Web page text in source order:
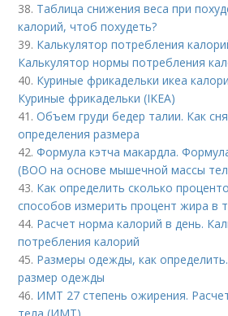
38. Таблица снижения веса при
калорий, чтоб похудеть?
39. Калькулятор потребления
Калькулятор нормы потребления
40. Куриные фрикадельки икеа
Куриные фрикадельки (IKEA)
41.Объем груди бедер талии. Как
определения размера
42.Формула кэтча макардла.
(ВОО на основе мышечной массы
43. Как определить сколько
способов измерить процент жира в
44. Расчет норма калорий в день.
потребления калорий
45. Размеры одежды, как
размер одежды
46. ИМТ 27 степень ожирения.